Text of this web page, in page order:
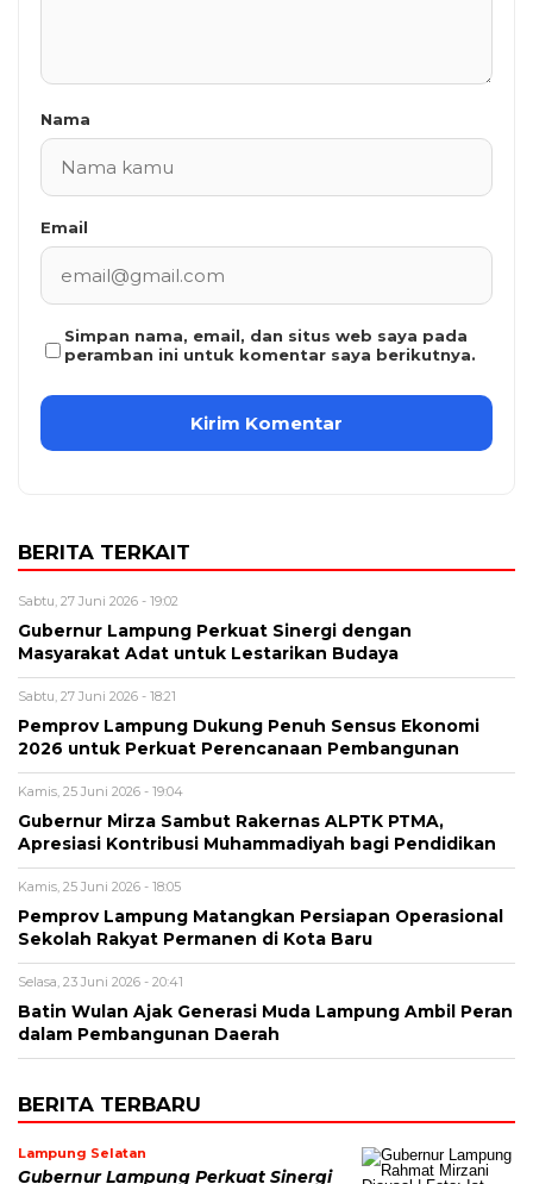
Nama
Email
Simpan nama, email, dan situs web saya pada
peramban ini untuk komentar saya berikutnya.
BERITA TERKAIT
Sabtu, 27 Juni 2026 - 19:02
Gubernur Lampung Perkuat Sinergi dengan
Masyarakat Adat untuk Lestarikan Budaya
Sabtu, 27 Juni 2026 - 18:21
Pemprov Lampung Dukung Penuh Sensus Ekonomi
2026 untuk Perkuat Perencanaan Pembangunan
Kamis, 25 Juni 2026 - 19:04
Gubernur Mirza Sambut Rakernas ALPTK PTMA,
Apresiasi Kontribusi Muhammadiyah bagi Pendidikan
Kamis, 25 Juni 2026 - 18:05
Pemprov Lampung Matangkan Persiapan Operasional
Sekolah Rakyat Permanen di Kota Baru
Selasa, 23 Juni 2026 - 20:41
Batin Wulan Ajak Generasi Muda Lampung Ambil Peran
dalam Pembangunan Daerah
BERITA TERBARU
Lampung Selatan
Gubernur Lampung Perkuat Sinergi